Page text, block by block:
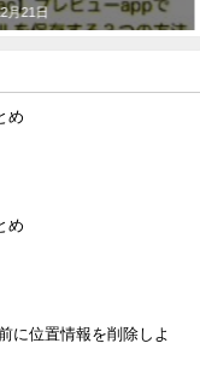
する
2019年1月18
め
め
に位置情報を削除しよ